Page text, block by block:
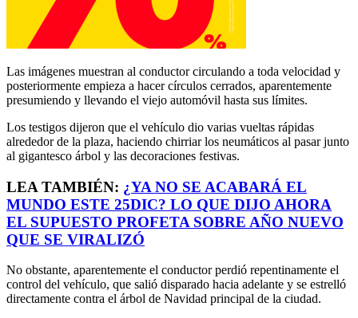
Las imágenes muestran al conductor circulando a toda velocidad y
posteriormente empieza a hacer círculos cerrados, aparentemente
presumiendo y llevando el viejo automóvil hasta sus límites.
Los testigos dijeron que el vehículo dio varias vueltas rápidas
alrededor de la plaza, haciendo chirriar los neumáticos al pasar junto
al gigantesco árbol y las decoraciones festivas.
LEA TAMBIÉN: ¿YA NO SE ACABARÁ EL
MUNDO ESTE 25DIC? LO QUE DIJO AHORA
EL SUPUESTO PROFETA SOBRE AÑO NUEVO
QUE SE VIRALIZÓ
No obstante, aparentemente el conductor perdió repentinamente el
control del vehículo, que salió disparado hacia adelante y se estrelló
directamente contra el árbol de Navidad principal de la ciudad.